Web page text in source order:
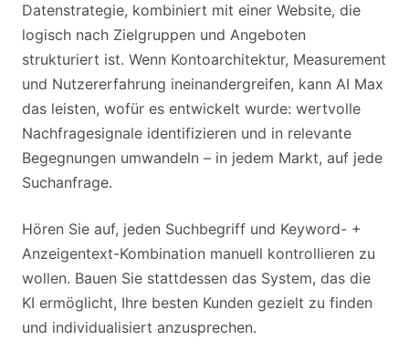
Datenstrategie, kombiniert mit einer Website, die
logisch nach Zielgruppen und Angeboten
strukturiert ist. Wenn Kontoarchitektur, Measurement
und Nutzererfahrung ineinandergreifen, kann AI Max
das leisten, wofür es entwickelt wurde: wertvolle
Nachfragesignale identifizieren und in relevante
Begegnungen umwandeln – in jedem Markt, auf jede
Suchanfrage.
Hören Sie auf, jeden Suchbegriff und Keyword- +
Anzeigentext-Kombination manuell kontrollieren zu
wollen. Bauen Sie stattdessen das System, das die
KI ermöglicht, Ihre besten Kunden gezielt zu finden
und individualisiert anzusprechen.